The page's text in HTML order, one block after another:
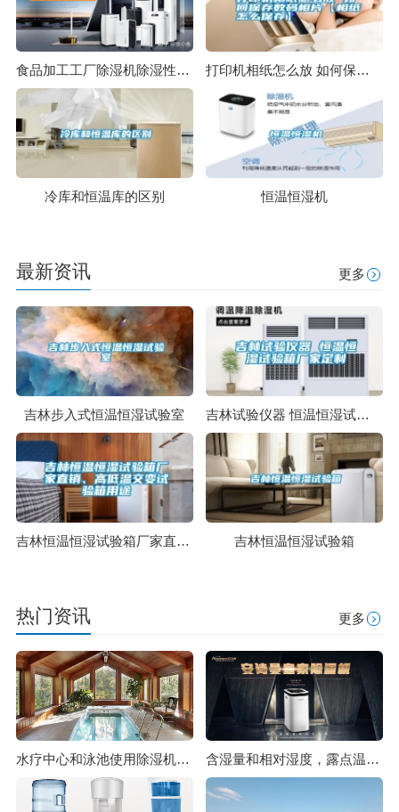
食品加工工厂除湿机除湿性能稳定 打印机相纸怎么放 如何保存数码相片【相纸怎么保存】
冷库和恒温库的区别 恒温恒湿机
最新资讯 更多
吉林步入式恒温恒湿试验室 吉林试验仪器 恒温恒湿试验箱厂家定制
吉林恒温恒湿试验箱厂家直销、高低温交变试验箱用途 吉林恒温恒湿试验箱
热门资讯 更多
水疗中心和泳池使用除湿机的5个好处_除湿机厂家 含湿量和相对湿度，露点温度的含义